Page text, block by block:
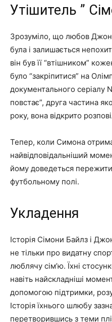
Утішитель ”
Зрозуміло, що любов
була і залишається
він був її “втішником”
було “закріпитися” на
документального серіалу
повстає”, друга частина
року, вона відкрито
Тепер, коли Симона
найвідповідальніший
йому доведеться пережити
футбольному полі.
Укладення
Історія Сімони Байлз і
не тільки про видатну
люблячу сім’ю. Їхні
навіть найскладніші
допомогою підтримки,
Історія їхнього шлюбу
перетворившись з теми